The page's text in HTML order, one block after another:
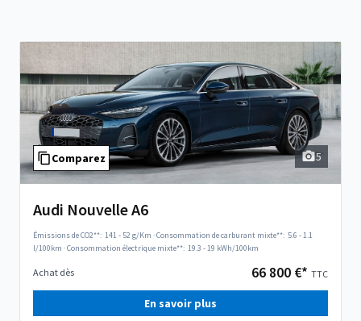
Comparez 5
Audi Nouvelle A6
Émissions de CO2**: 141 - 52 g/Km ·Consommation de carburant mixte**: 5.6 - 1.1
l/100km ·Consommation électrique mixte**: 19.3 - 19 kWh/100km
Achat dès 66 800 €* TTC
En savoir plus